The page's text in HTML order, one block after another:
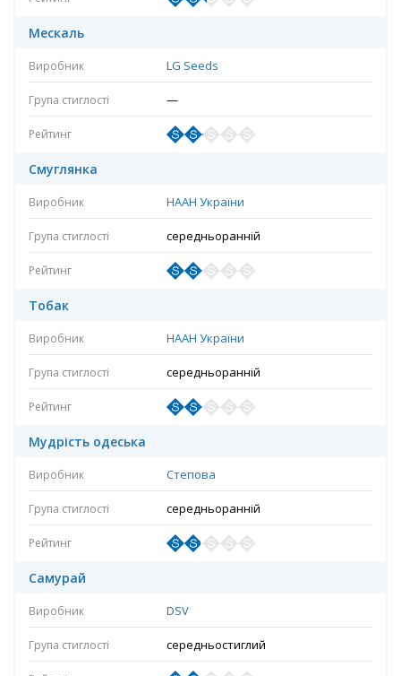
Мескаль
LG Seeds
—
Смуглянка
НААН України
середньоранній
Тобак
НААН України
середньоранній
Мудрість одеська
Степова
середньоранній
Самурай
DSV
середньостиглий